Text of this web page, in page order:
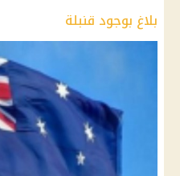
بلاغ بوجود قنبلة